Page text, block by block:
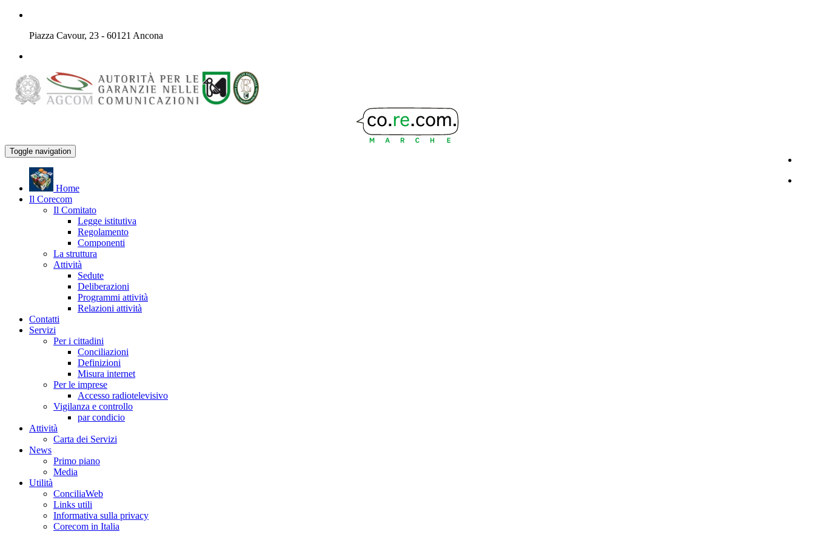
Piazza Cavour, 23 - 60121 Ancona
Toggle navigation
Home
Il Corecom
Il Comitato
Legge istitutiva
Regolamento
Componenti
La struttura
Attività
Sedute
Deliberazioni
Programmi attività
Relazioni attività
Contatti
Servizi
Per i cittadini
Conciliazioni
Definizioni
Misura internet
Per le imprese
Accesso radiotelevisivo
Vigilanza e controllo
par condicio
Attività
Carta dei Servizi
News
Primo piano
Media
Utilità
ConciliaWeb
Links utili
Informativa sulla privacy
Corecom in Italia